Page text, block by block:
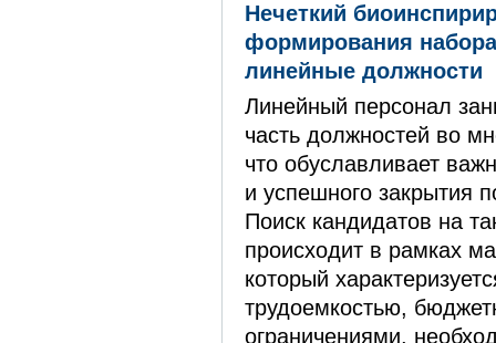
Нечеткий
формирования
линейные должности
Линейный персонал
часть должностей во
что обуславливает
и успешного закрытия
Поиск кандидатов на
происходит в рамках
который
трудоемкостью,
ограничениями,